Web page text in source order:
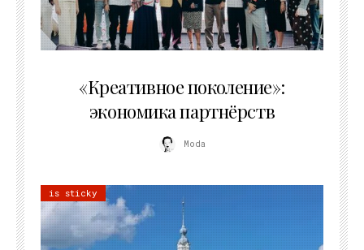
«Креативное поколение»:
экономика партнёрств
Moda
is sticky